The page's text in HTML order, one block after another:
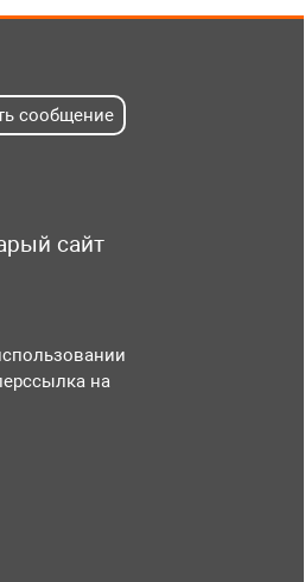
сообщение
сайт
на